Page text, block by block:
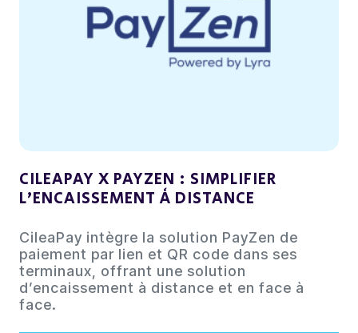
CILEAPAY X PAYZEN : SIMPLIFIER
L’ENCAISSEMENT À DISTANCE
CileaPay intègre la solution PayZen de
paiement par lien et QR code dans ses
terminaux, offrant une solution
d’encaissement à distance et en face à
face.